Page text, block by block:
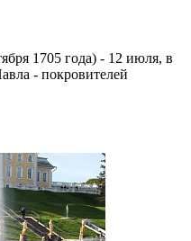
1705 года) - 12 июля, в
- покровителей